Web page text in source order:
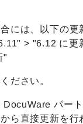
には、以下の更
> "6.12 に
"
ださい。
パー
ら直接更新を